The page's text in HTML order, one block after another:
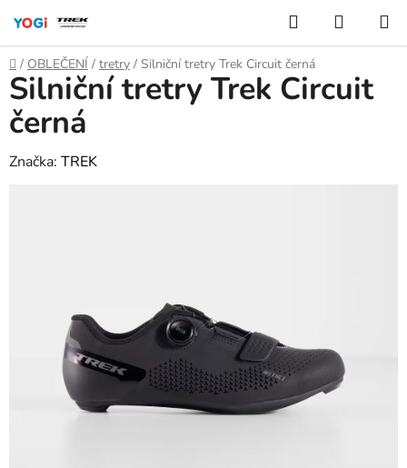
obsah
Hledat
KOŠÍK
Domů
/ OBLEČENÍ / tretry / Silniční tretry Trek Circuit černá
Silniční tretry Trek Circuit
černá
Značka: TREK